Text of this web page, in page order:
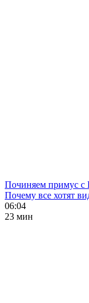
Починяем примус
Почему все хотят
06:04
23 мин